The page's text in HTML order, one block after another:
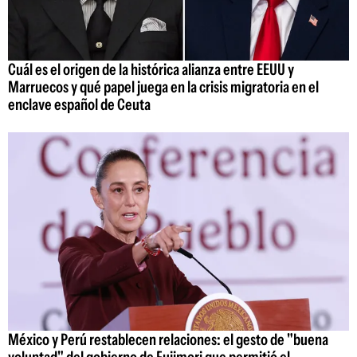
Cuál es el origen de la histórica alianza entre EEUU y
Marruecos y qué papel juega en la crisis migratoria en el
enclave español de Ceuta
México y Perú restablecen relaciones: el gesto de "buena